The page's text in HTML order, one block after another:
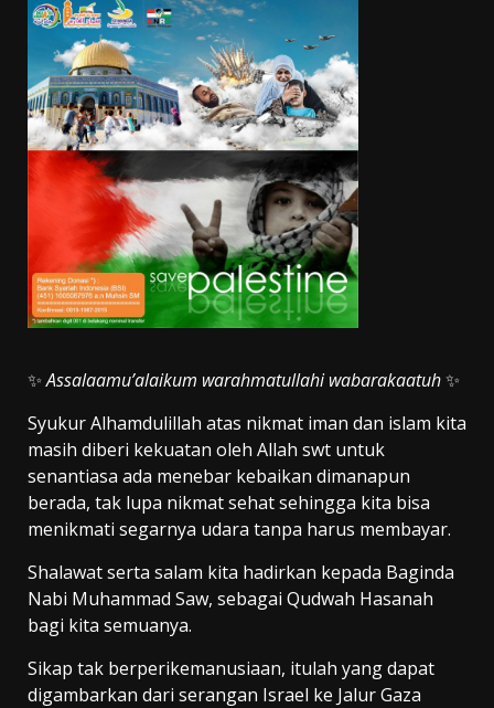
✨Assalaamu’alaikum warahmatullahi wabarakaatuh✨
Syukur Alhamdulillah atas nikmat iman dan islam kita
masih diberi kekuatan oleh Allah swt untuk
senantiasa ada menebar kebaikan dimanapun
berada, tak lupa nikmat sehat sehingga kita bisa
menikmati segarnya udara tanpa harus membayar.
Shalawat serta salam kita hadirkan kepada Baginda
Nabi Muhammad Saw, sebagai Qudwah Hasanah
bagi kita semuanya.
Sikap tak berperikemanusiaan, itulah yang dapat
digambarkan dari serangan Israel ke Jalur Gaza